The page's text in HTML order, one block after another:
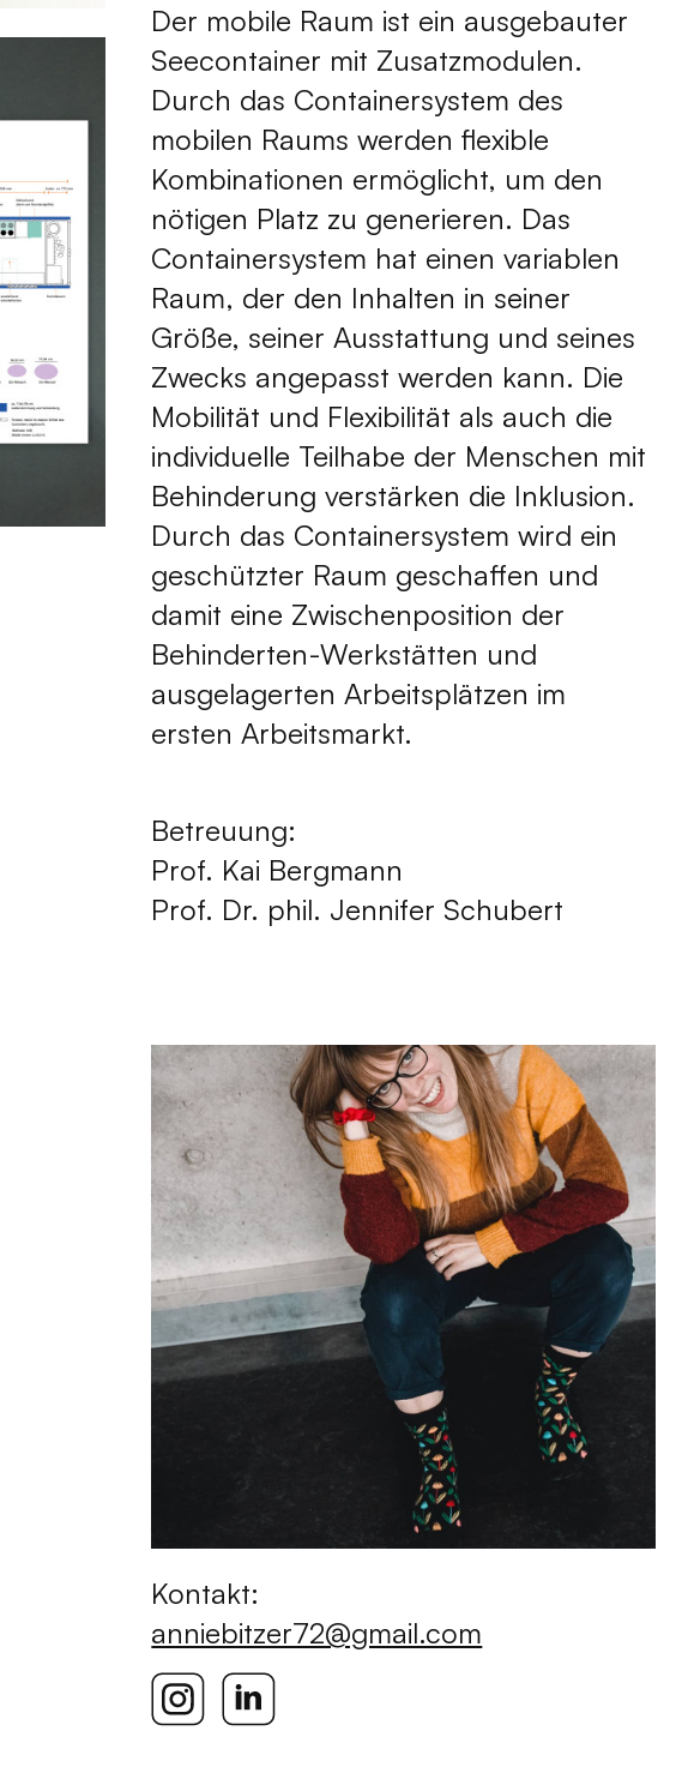
Der mobile Raum ist ein ausgebauter
Seecontainer mit Zusatzmodulen.
Durch das Containersystem des
mobilen Raums werden flexible
Kombinationen ermöglicht, um den
nötigen Platz zu generieren. Das
Containersystem hat einen variablen
Raum, der den Inhalten in seiner
Größe, seiner Ausstattung und seines
Zwecks angepasst werden kann. Die
Mobilität und Flexibilität als auch die
individuelle Teilhabe der Menschen mit
Behinderung verstärken die Inklusion.
Durch das Containersystem wird ein
geschützter Raum geschaffen und
damit eine Zwischenposition der
Behinderten-Werkstätten und
ausgelagerten Arbeitsplätzen im
ersten Arbeitsmarkt.
Betreuung:
Prof. Kai Bergmann
Prof. Dr. phil. Jennifer Schubert
Kontakt:
anniebitzer72@gmail.com